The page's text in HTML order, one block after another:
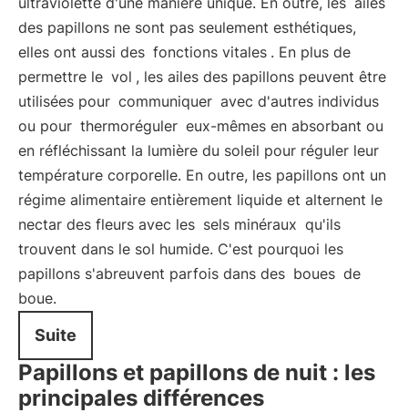
des papillons ne sont pas seulement esthétiques,
elles ont aussi des fonctions vitales . En plus de
permettre le vol , les ailes des papillons peuvent être
utilisées pour communiquer avec d'autres individus
ou pour thermoréguler eux-mêmes en absorbant ou
en réfléchissant la lumière du soleil pour réguler leur
température corporelle. En outre, les papillons ont un
régime alimentaire entièrement liquide et alternent le
nectar des fleurs avec les sels minéraux qu'ils
trouvent dans le sol humide. C'est pourquoi les
papillons s'abreuvent parfois dans des boues de
boue.
Suite
Papillons et papillons de nuit : les
principales différences